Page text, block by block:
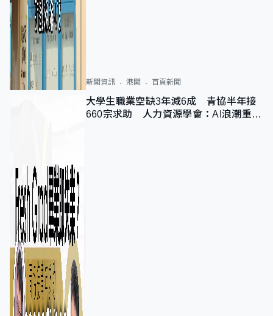
新聞資訊 港聞 首頁新聞
大學生職業空缺3年減6成 青協半年接
660宗求助 人力資源學會：AI浪潮重整